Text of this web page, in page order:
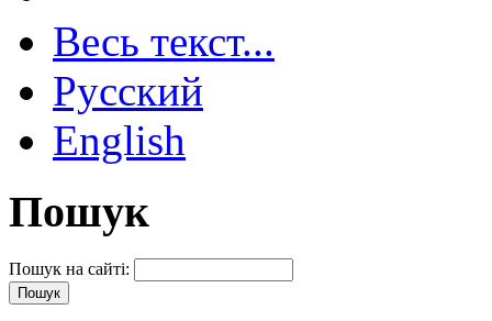
Весь текст...
Русский
English
Пошук
Пошук на сайті: